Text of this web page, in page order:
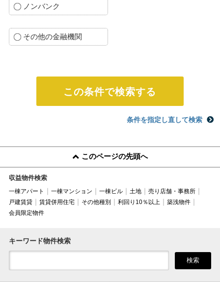
ノンバンク
その他の金融機関
条件を指定し直して検索
このページの先頭へ
収益物件検索
一棟アパート 一棟マンション 一棟ビル 土地
売り店舗・事務所
戸建賃貸
賃貸併用住宅 その他種別 利回り10％以上
築浅物件
会員限定物件
キーワード物件検索
検索